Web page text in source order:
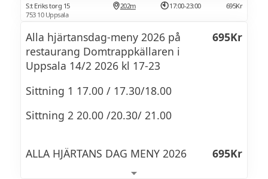
CAPRESE MED RÖKT APRIKOS, BASILIKA &
TOMAT
Klassisk caprese med mogna tomater,
krämig
mozzarella, färsk basilika och lätt rökt
aprikos som ger en mild sötma och
KALVCARPACCIO MED TONFISK, KAPRIS,
S:t Eriks torg 15
753 10 Uppsala
202m 17:00-23:00 695Kr
Alla hjärtansdag-meny 2026 på
restaurang Domtrappkällaren i
Uppsala 14/2 2026 kl 17-23
695Kr
Sittning 1 17.00 / 17.30/18.00
Sittning 2 20.00 /20.30/ 21.00
ALLA HJÄRTANS DAG MENY 2026 695Kr